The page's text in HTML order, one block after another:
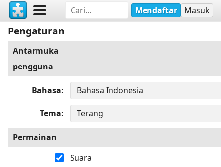
Mendaftar Masuk
Pengaturan
Antarmuka
pengguna
Bahasa
Tema
Permainan
Suara